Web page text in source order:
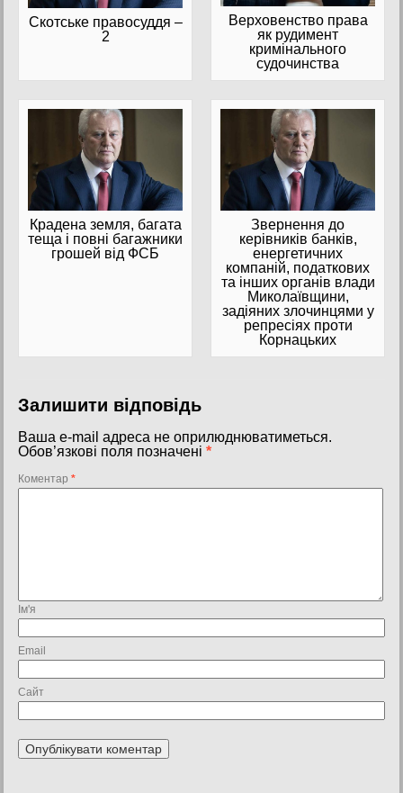
Скотське правосуддя –
2
Верховенство права
як рудимент
кримінального
судочинства
Крадена земля, багата
теща і повні багажники
грошей від ФСБ
Звернення до
керівників банків,
енергетичних
компаній, податкових
та інших органів влади
Миколаївщини,
задіяних злочинцями у
репресіях проти
Корнацьких
Залишити відповідь
Ваша e-mail адреса не оприлюднюватиметься.
Обов’язкові поля позначені *
Коментар *
Ім'я
Email
Сайт